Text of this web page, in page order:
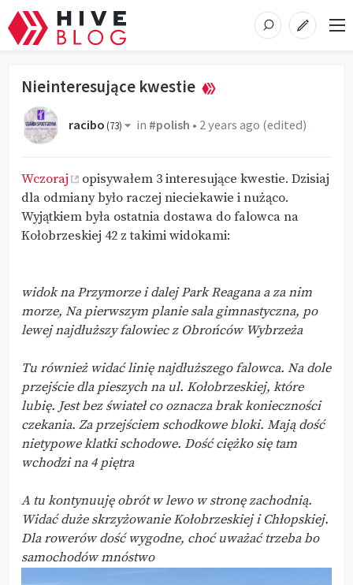
Nieinteresujące kwestie
racibo(73) in #polish • 2 years ago (edited)
Wczoraj
opisywałem 3 interesujące kwestie. Dzisiaj
dla odmiany było raczej nieciekawie i nużąco.
Wyjątkiem była ostatnia dostawa do falowca na
Kołobrzeskiej 42 z takimi widokami:
widok na Przymorze i dalej Park Reagana a za nim
morze, Na pierwszym planie sala gimnastyczna, po
lewej najdłuższy falowiec z Obrońców Wybrzeża
Tu również widać linię najdłuższego falowca. Na dole
przejście dla pieszych na ul. Kołobrzeskiej, które
lubię. Jest bez świateł co oznacza brak konieczności
czekania. Za przejściem schodkowe bloki. Mają dość
nietypowe klatki schodowe. Dość ciężko się tam
wchodzi na 4 piętra
A tu kontynuuję obrót w lewo w stronę zachodnią.
Widać duże skrzyżowanie Kołobrzeskiej i Chłopskiej.
Dla rowerów dość wygodne, choć uważać trzeba bo
samochodów mnóstwo